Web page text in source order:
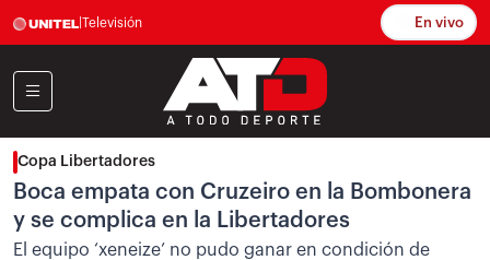
Televisión En vivo
Copa Libertadores
Boca empata con Cruzeiro en la Bombonera
y se complica en la Libertadores
El equipo ‘xeneize’ no pudo ganar en condición de